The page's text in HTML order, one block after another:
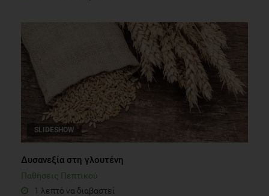
SLIDESHOW
Δυσανεξία στη γλουτένη
Παθήσεις Πεπτικού
1 λεπτό να διαβαστεί